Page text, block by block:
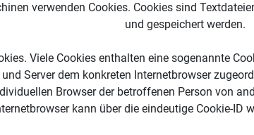
verwenden Cookies. Cookies sind
und gespeichert werden.
Viele Cookies enthalten eine sogenannte
Server dem konkreten Internetbrowser
Browser der betroffenen Person von
kann über die eindeutige Cookie-ID